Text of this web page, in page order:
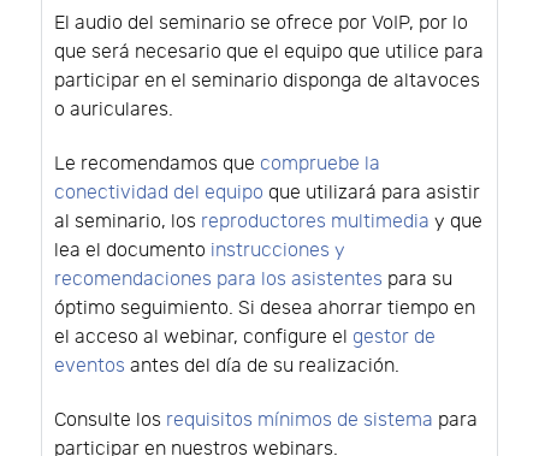
El audio del seminario se ofrece por VoIP, por lo
que será necesario que el equipo que utilice para
participar en el seminario disponga de altavoces
o auriculares.
Le recomendamos que compruebe la
conectividad del equipo que utilizará para asistir
al seminario, los reproductores multimedia y que
lea el documento instrucciones y
recomendaciones para los asistentes para su
óptimo seguimiento. Si desea ahorrar tiempo en
el acceso al webinar, configure el gestor de
eventos antes del día de su realización.
Consulte los requisitos mínimos de sistema para
participar en nuestros webinars.